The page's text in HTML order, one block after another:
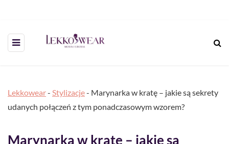
Lekkowear- Stylizacje- Marynarka w kratę – jakie są sekrety
udanych połączeń z tym ponadczasowym wzorem?
Marynarka w kratę – jakie są